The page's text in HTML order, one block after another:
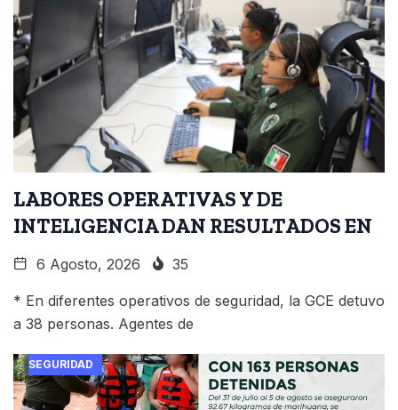
LABORES OPERATIVAS Y DE
INTELIGENCIA DAN RESULTADOS EN
6 Agosto, 2026 35
* En diferentes operativos de seguridad, la GCE detuvo
a 38 personas. Agentes de
SEGURIDAD